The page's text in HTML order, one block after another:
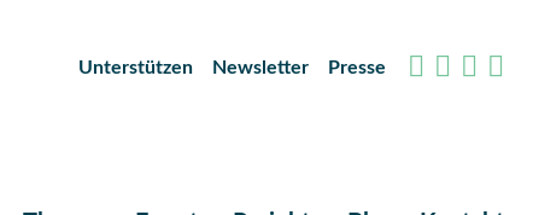
Unterstützen Newsletter Presse